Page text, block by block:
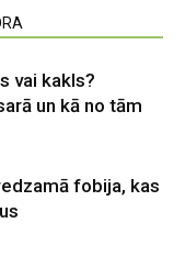
vai kakls?
un kā no tām
fobija, kas